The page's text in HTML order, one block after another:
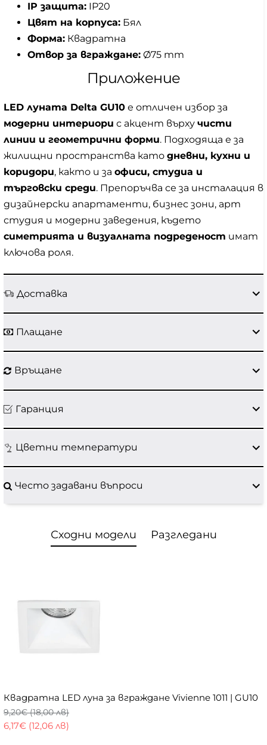
IP защита: IP20
Цвят на корпуса: Бял
Форма: Квадратна
Отвор за вграждане: Ø75 mm
Приложение
LED луната Delta GU10 е отличен избор за
модерни интериори с акцент върху чисти
линии и геометрични форми. Подходяща е за
жилищни пространства като дневни, кухни и
коридори, както и за офиси, студиа и
търговски среди. Препоръчва се за инсталация в
дизайнерски апартаменти, бизнес зони, арт
студия и модерни заведения, където
симетрията и визуалната подреденост имат
ключова роля.
Доставка
Плащане
Връщане
Гаранция
Цветни температури
Често задавани въпроси
Сходни модели Разгледани
Квадратна LED луна за вграждане Vivienne 1011 | GU10
6,17€ (12,06 лв)
9,20€ (18,00 лв)